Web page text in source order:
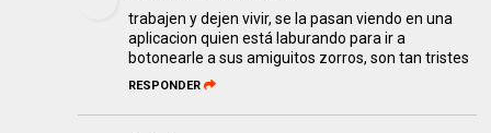
trabajen y dejen vivir, se la pasan viendo en una
aplicacion quien está laburando para ir a
botonearle a sus amiguitos zorros, son tan tristes
RESPONDER